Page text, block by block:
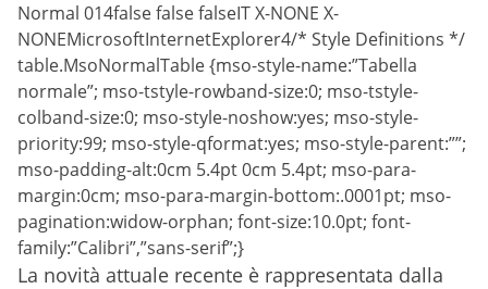
Normal 014false false falseIT X-NONE X-
NONEMicrosoftInternetExplorer4/* Style Definitions */
table.MsoNormalTable {mso-style-name:”Tabella
normale”; mso-tstyle-rowband-size:0; mso-tstyle-
colband-size:0; mso-style-noshow:yes; mso-style-
priority:99; mso-style-qformat:yes; mso-style-parent:””;
mso-padding-alt:0cm 5.4pt 0cm 5.4pt; mso-para-
margin:0cm; mso-para-margin-bottom:.0001pt; mso-
pagination:widow-orphan; font-size:10.0pt; font-
family:”Calibri”,”sans-serif”;}
La novità attuale recente è rappresentata dalla